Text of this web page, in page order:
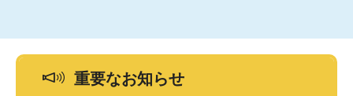
重要なお知らせ